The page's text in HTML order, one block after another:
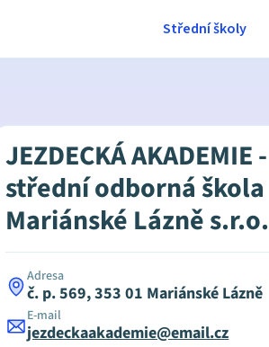
Střední školy
JEZDECKÁ AKADEMIE -
střední odborná škola
Mariánské Lázně s.r.o.
Adresa
č. p. 569, 353 01 Mariánské Lázně
E-mail
jezdeckaakademie@email.cz